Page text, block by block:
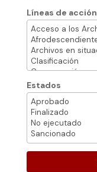
Líneas de acción
Estados